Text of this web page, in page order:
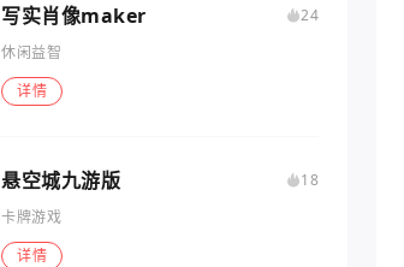
写实肖像maker
24
休闲益智
详情
悬空城九游版
18
卡牌游戏
详情